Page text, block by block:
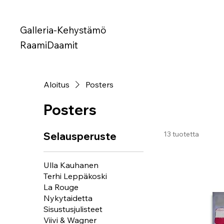
Galleria-Kehystämö
RaamiDaamit
Aloitus Posters
Posters
Selausperuste
Ulla Kauhanen
Terhi Leppäkoski
La Rouge
Nykytaidetta
Sisustusjulisteet
Viivi & Wagner
13 tuotetta